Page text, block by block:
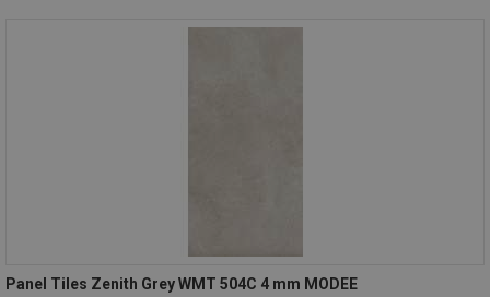
Panel Tiles Zenith Grey WMT 504C 4 mm MODEE